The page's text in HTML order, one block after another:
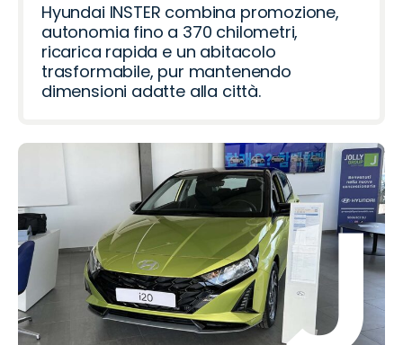
Hyundai INSTER combina promozione,
autonomia fino a 370 chilometri,
ricarica rapida e un abitacolo
trasformabile, pur mantenendo
dimensioni adatte alla città.